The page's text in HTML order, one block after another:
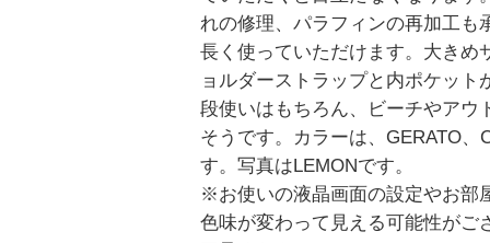
れの修理、パラフィンの再加工も
長く使っていただけます。大きめ
ョルダーストラップと内ポケット
段使いはもちろん、ビーチやアウ
そうです。カラーは、GERATO、
す。写真はLEMONです。
※お使いの液晶画面の設定やお部
色味が変わって見える可能性がご